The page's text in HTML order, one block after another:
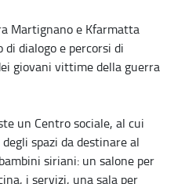
Martignano e Kfarmatta
dialogo e percorsi di
giovani vittime della guerra
un Centro sociale, al cui
spazi da destinare al
siriani: un salone per
i servizi, una sala per